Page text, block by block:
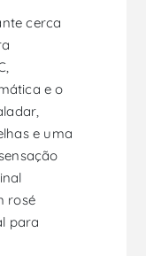
cerca
e o
e uma
rosé
para